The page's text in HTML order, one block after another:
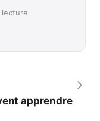
lecture
apprendre